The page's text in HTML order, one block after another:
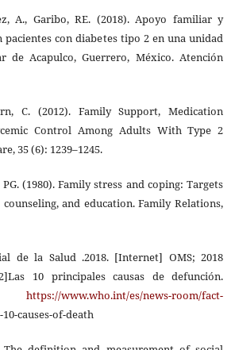
A., Garibo, RE. (2018). Apoyo familiar y
con diabetes tipo 2 en una unidad
de Acapulco, Guerrero, México. Atención
C. (2012). Family Support, Medication
Control Among Adults With Type 2
35 (6): 1239–1245.
(1980). Family stress and coping: Targets
and education. Family Relations,
de la Salud .2018. [Internet] OMS; 2018
10 principales causas de defunción.
https://www.who.int/es/news-room/fact-
causes-of-death